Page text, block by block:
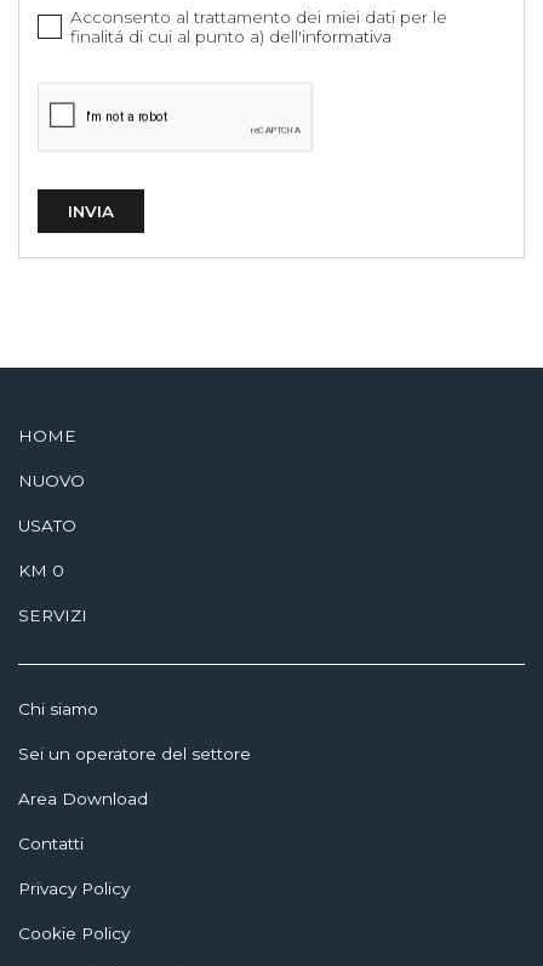
Acconsento al trattamento dei miei dati per le
finalitá di cui al punto a) dell'informativa
HOME
NUOVO
USATO
KM 0
SERVIZI
Chi siamo
Sei un operatore del settore
Area Download
Contatti
Privacy Policy
Cookie Policy